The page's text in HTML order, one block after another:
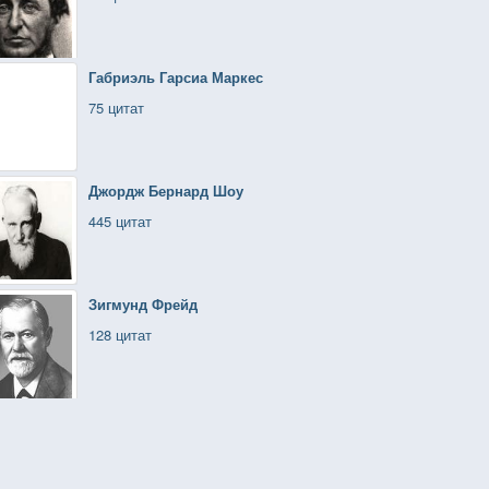
Габриэль Гарсиа Маркес
75 цитат
Джордж Бернард Шоу
445 цитат
Зигмунд Фрейд
128 цитат